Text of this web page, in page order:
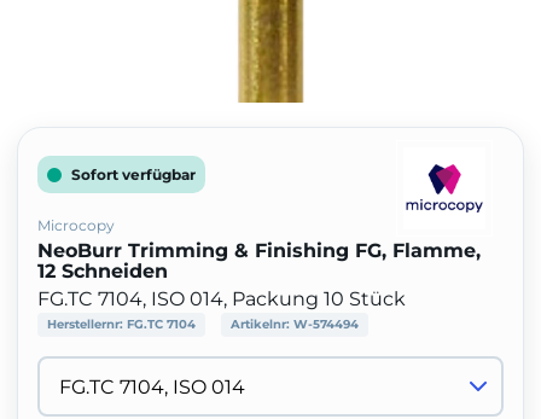
Sofort verfügbar
Microcopy
NeoBurr Trimming & Finishing FG, Flamme,
12 Schneiden
FG.TC 7104, ISO 014, Packung 10 Stück
Herstellernr: FG.TC 7104 Artikelnr: W-574494